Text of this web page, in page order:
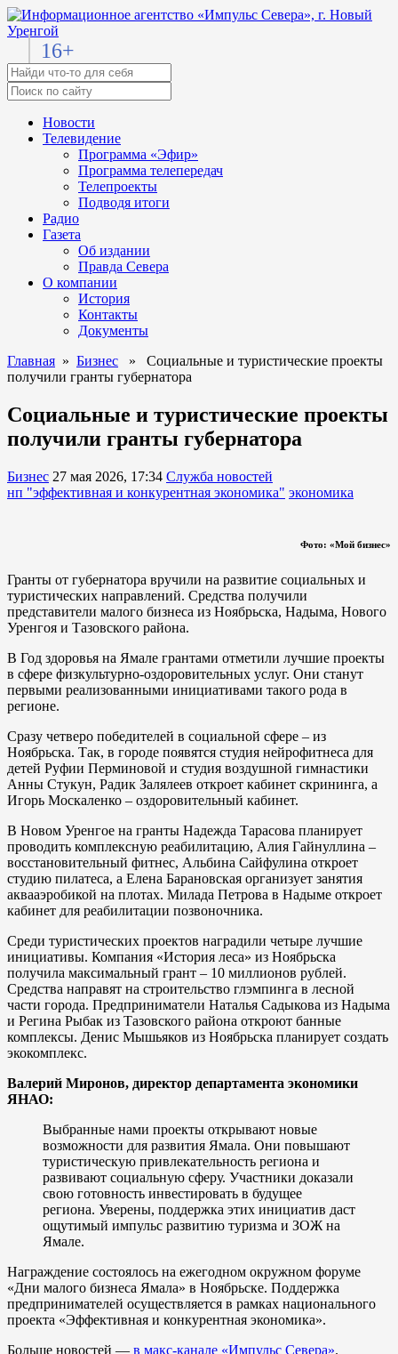
16+
Новости
Телевидение
Программа «Эфир»
Программа телепередач
Телепроекты
Подводя итоги
Радио
Газета
Об издании
Правда Севера
О компании
История
Контакты
Документы
Главная » Бизнес » Социальные и туристические проекты
получили гранты губернатора
Социальные и туристические проекты
получили гранты губернатора
Бизнес 27 мая 2026, 17:34 Служба новостей
нп "эффективная и конкурентная экономика" экономика
Фото: «Мой бизнес»
Гранты от губернатора вручили на развитие социальных и
туристических направлений. Средства получили
представители малого бизнеса из Ноябрьска, Надыма, Нового
Уренгоя и Тазовского района.
В Год здоровья на Ямале грантами отметили лучшие проекты
в сфере физкультурно-оздоровительных услуг. Они станут
первыми реализованными инициативами такого рода в
регионе.
Сразу четверо победителей в социальной сфере – из
Ноябрьска. Так, в городе появятся студия нейрофитнеса для
детей Руфии Перминовой и студия воздушной гимнастики
Анны Стукун, Радик Залялеев откроет кабинет скрининга, а
Игорь Москаленко – оздоровительный кабинет.
В Новом Уренгое на гранты Надежда Тарасова планирует
проводить комплексную реабилитацию, Алия Гайнуллина –
восстановительный фитнес, Альбина Сайфулина откроет
студию пилатеса, а Елена Барановская организует занятия
аквааэробикой на плотах. Милада Петрова в Надыме откроет
кабинет для реабилитации позвоночника.
Среди туристических проектов наградили четыре лучшие
инициативы. Компания «История леса» из Ноябрьска
получила максимальный грант – 10 миллионов рублей.
Средства направят на строительство глэмпинга в лесной
части города. Предприниматели Наталья Садыкова из Надыма
и Регина Рыбак из Тазовского района откроют банные
комплексы. Денис Мышьяков из Ноябрьска планирует создать
экокомплекс.
Валерий Миронов, директор департамента экономики
ЯНАО:
Выбранные нами проекты открывают новые
возможности для развития Ямала. Они повышают
туристическую привлекательность региона и
развивают социальную сферу. Участники доказали
свою готовность инвестировать в будущее
региона. Уверены, поддержка этих инициатив даст
ощутимый импульс развитию туризма и ЗОЖ на
Ямале.
Награждение состоялось на ежегодном окружном форуме
«Дни малого бизнеса Ямала» в Ноябрьске. Поддержка
предпринимателей осуществляется в рамках национального
проекта «Эффективная и конкурентная экономика».
Больше новостей — в макс-канале «Импульс Севера».